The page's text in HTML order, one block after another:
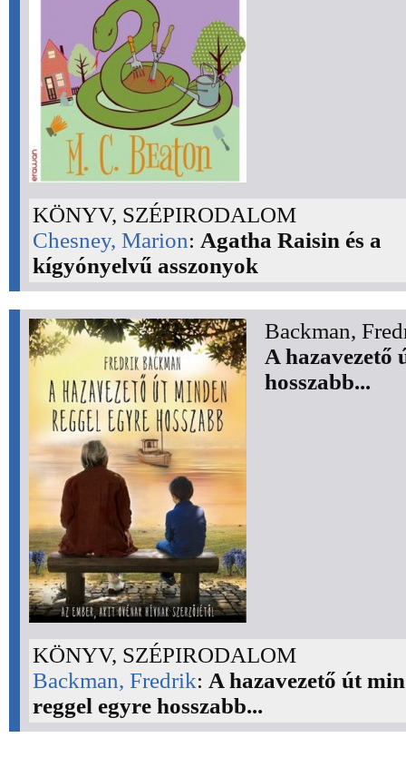
KÖNYV, SZÉPIRODALOM
Chesney, Marion: Agatha Raisin és a
kígyónyelvű asszonyok
Backman,
A hazavezető
hosszabb...
KÖNYV, SZÉPIRODALOM
Backman, Fredrik: A hazavezető út
reggel egyre hosszabb...